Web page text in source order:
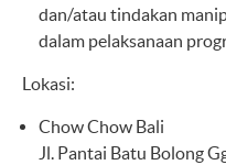
dan/atau tindakan
dalam pelaksanaan
Lokasi:
Chow Chow Bali
Jl. Pantai Batu Bolong